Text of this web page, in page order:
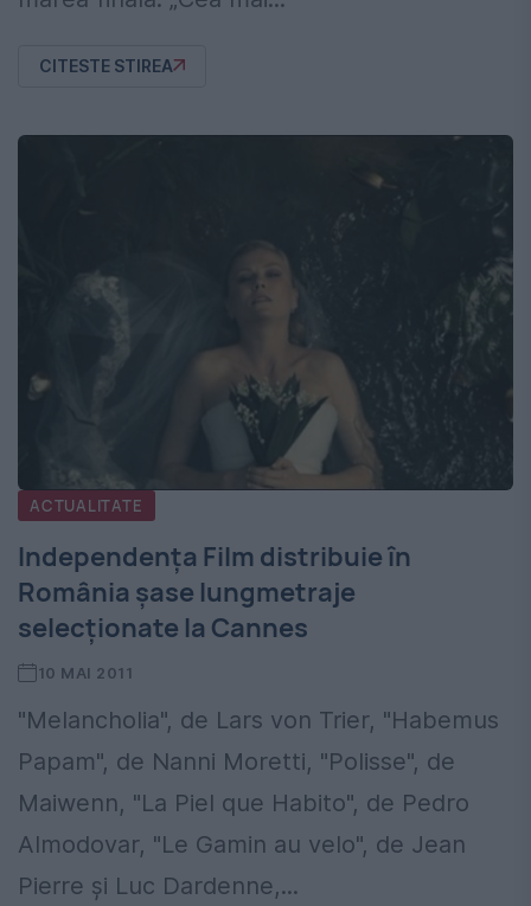
CITESTE STIREA
ACTUALITATE
Independenţa Film distribuie în
România şase lungmetraje
selecţionate la Cannes
10 MAI 2011
"Melancholia", de Lars von Trier, "Habemus
Papam", de Nanni Moretti, "Polisse", de
Maiwenn, "La Piel que Habito", de Pedro
Almodovar, "Le Gamin au velo", de Jean
Pierre şi Luc Dardenne,...